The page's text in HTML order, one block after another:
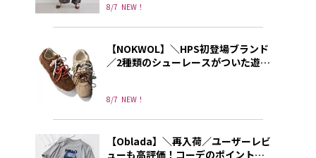
8/7 NEW！
8/7 NEW！
【NOKWOL】＼HPS初登場ブランド
／2種類のシューレースがついた遊び
【Oblada】＼再入荷／ユーザーレビ
ューも高評価！コーデのポイントに